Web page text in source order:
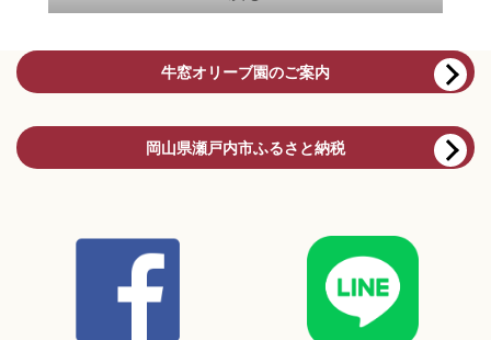
牛窓オリーブ園のご案内
岡山県瀬戸内市ふるさと納税